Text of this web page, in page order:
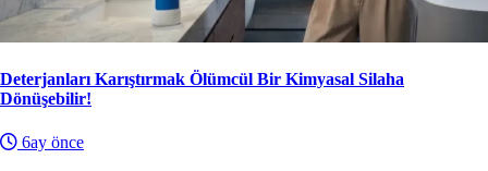
Deterjanları Karıştırmak Ölümcül Bir Kimyasal Silaha
Dönüşebilir!
6ay önce